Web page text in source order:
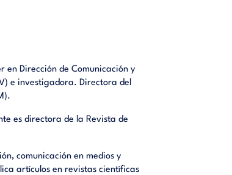
en Dirección de Comunicación y
e investigadora. Directora del
es directora de la Revista de
comunicación en medios y
artículos en revistas científicas